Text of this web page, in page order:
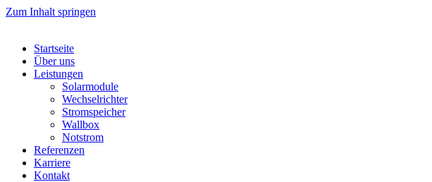
Zum Inhalt springen
Startseite
Über uns
Leistungen
Solarmodule
Wechselrichter
Stromspeicher
Wallbox
Notstrom
Referenzen
Karriere
Kontakt